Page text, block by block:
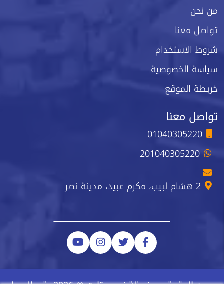
من نحن
تواصل معنا
شروط الاستخدام
سياسة الخصوصية
خريطة الموقع
تواصل معنا
01040305220
201040305220
2 هشام لبيب، مكرم عبيد، مدينة نصر
جميع الحقوق محفوظة نيو ستارت © 2026 رقم السجل